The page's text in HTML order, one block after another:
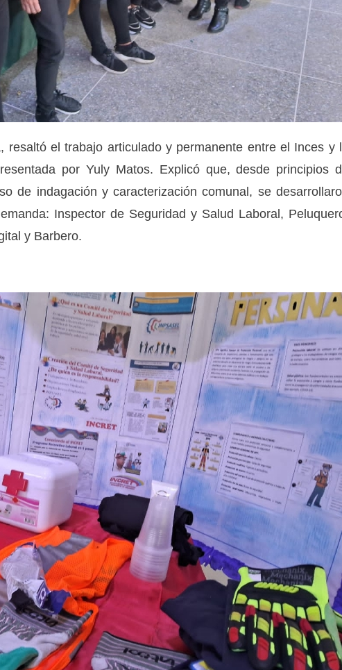
resaltó el trabajo articulado y permanente entre el Inces y
por Yuly Matos. Explicó que, desde principios
de indagación y caracterización comunal, se
Inspector de Seguridad y Salud Laboral,
y Barbero.